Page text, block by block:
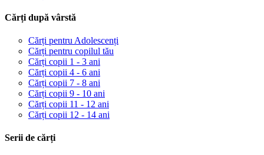
Cărți după vârstă
Cărți pentru Adolescenți
Cărți pentru copilul tău
Cărți copii 1 - 3 ani
Cărți copii 4 - 6 ani
Cărți copii 7 - 8 ani
Cărți copii 9 - 10 ani
Cărți copii 11 - 12 ani
Cărți copii 12 - 14 ani
Serii de cărți